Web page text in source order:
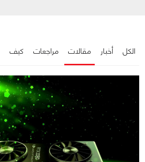
الكل أخبار مقالات مراجعات كيف